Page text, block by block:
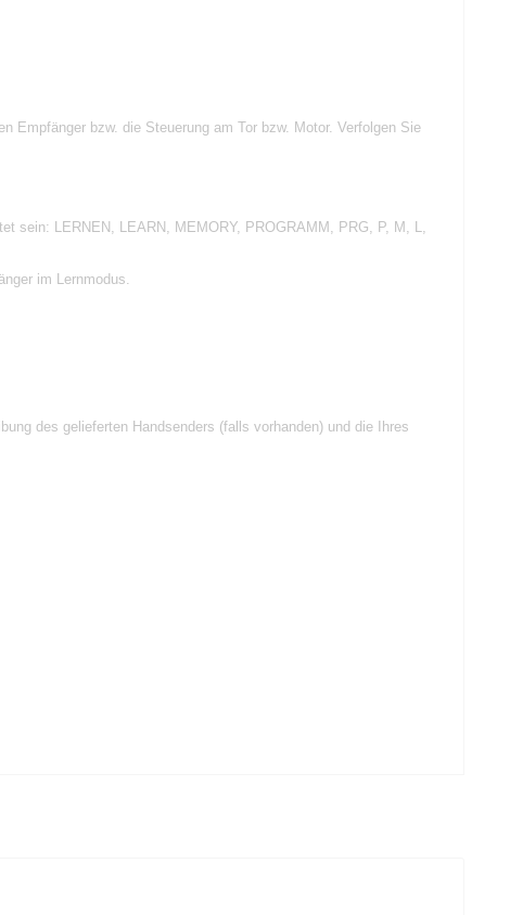
Empfänger bzw. die Steuerung am Tor bzw. Motor. Verfolgen Sie
sein: LERNEN, LEARN, MEMORY, PROGRAMM, PRG, P, M, L,
im Lernmodus.
des gelieferten Handsenders (falls vorhanden) und die Ihres